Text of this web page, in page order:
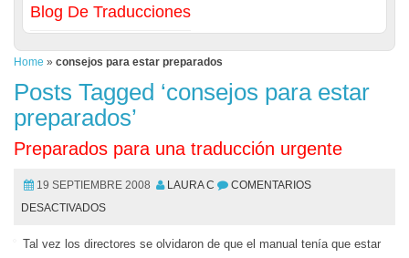
Blog De Traducciones
Home » consejos para estar preparados
Posts Tagged ‘consejos para estar
preparados’
Preparados para una traducción urgente
19 SEPTIEMBRE 2008 LAURA C
COMENTARIOS
DESACTIVADOS
Tal vez los directores se olvidaron de que el manual tenía que estar